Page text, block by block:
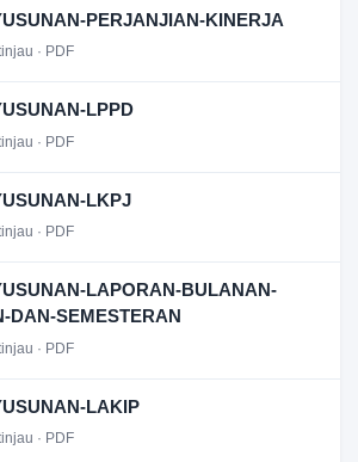
PERJANJIAN-KINERJA
· PDF
LPPD
· PDF
LKPJ
· PDF
LAPORAN-BULANAN-
DAN-SEMESTERAN
· PDF
LAKIP
· PDF